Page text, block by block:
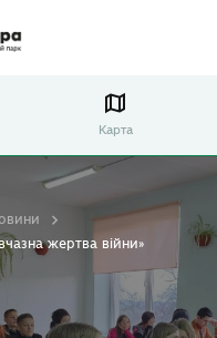
Карта
жертва війни»